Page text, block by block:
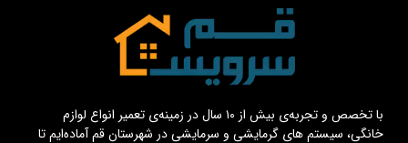
با تخصص و تجربه‌ی بیش از ۱۰ سال در زمینه‌ی تعمیر انواع لوازم
خانگی، سیستم های گرمایشی و سرمایشی در شهرستان قم آماده‌ایم تا